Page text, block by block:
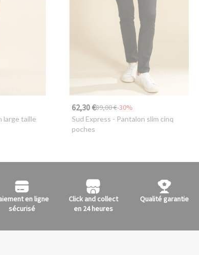
large taille
62,30 €89,00 €-30%
Sud Express - Pantalon slim cinq
poches
en ligne
sécurisé
Click and collect
en 24 heures
Qualité garantie